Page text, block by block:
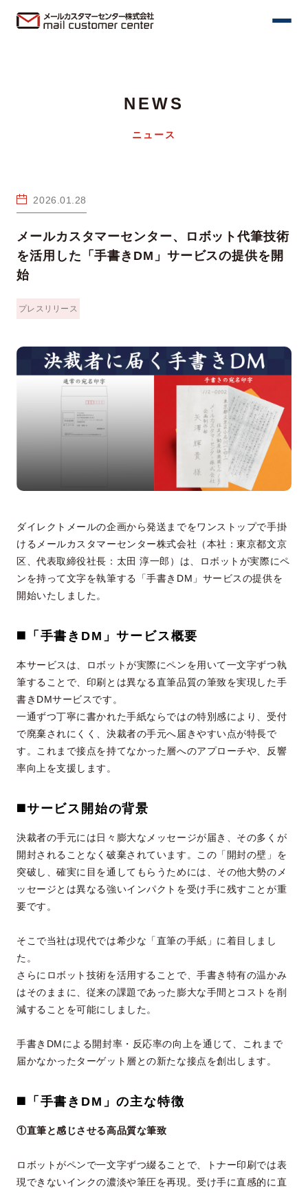
NEWS
ニュース
2026.01.28
メールカスタマーセンター、ロボット代筆技術
を活用した「手書きDM」サービスの提供を開
始
プレスリリース
ダイレクトメールの企画から発送までをワンストップで手掛
けるメールカスタマーセンター株式会社（本社：東京都文京
区、代表取締役社長：太田 淳一郎）は、ロボットが実際にペ
ンを持って文字を執筆する「手書きDM」サービスの提供を
開始いたしました。
◼️「手書きDM」サービス概要
本サービスは、ロボットが実際にペンを用いて一文字ずつ執
筆することで、印刷とは異なる直筆品質の筆致を実現した手
書きDMサービスです。
一通ずつ丁寧に書かれた手紙ならではの特別感により、受付
で廃棄されにくく、決裁者の手元へ届きやすい点が特長で
す。これまで接点を持てなかった層へのアプローチや、反響
率向上を支援します。
◼️サービス開始の背景
決裁者の手元には日々膨大なメッセージが届き、その多くが
開封されることなく破棄されています。この「開封の壁」を
突破し、確実に目を通してもらうためには、その他大勢のメ
ッセージとは異なる強いインパクトを受け手に残すことが重
要です。
そこで当社は現代では希少な「直筆の手紙」に着目しまし
た。
さらにロボット技術を活用することで、手書き特有の温かみ
はそのままに、従来の課題であった膨大な手間とコストを削
減することを可能にしました。
手書きDMによる開封率・反応率の向上を通じて、これまで
届かなかったターゲット層との新たな接点を創出します。
◼️ 「手書きDM」の主な特徴
①直筆と感じさせる高品質な筆致
ロボットがペンで一文字ずつ綴ることで、トナー印刷では表
現できないインクの濃淡や筆圧を再現。受け手に直感的に直